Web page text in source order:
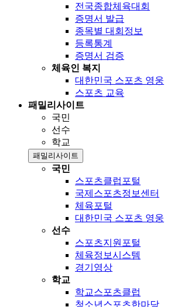
전국종합체육대회
증명서 발급
종목별 대회정보
등록통계
증명서 검증
체육인 복지
대한민국 스포츠 영웅
스포츠 교육
패밀리사이트
국민
선수
학교
패밀리사이트
국민
스포츠클럽포털
국제스포츠정보센터
체육포털
대한민국 스포츠 영웅
선수
스포츠지원포털
체육정보시스템
경기영상
학교
학교스포츠클럽
청소년스포츠한마당